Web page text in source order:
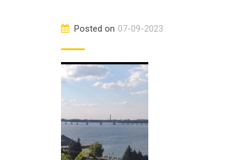
Posted on 07-09-2023